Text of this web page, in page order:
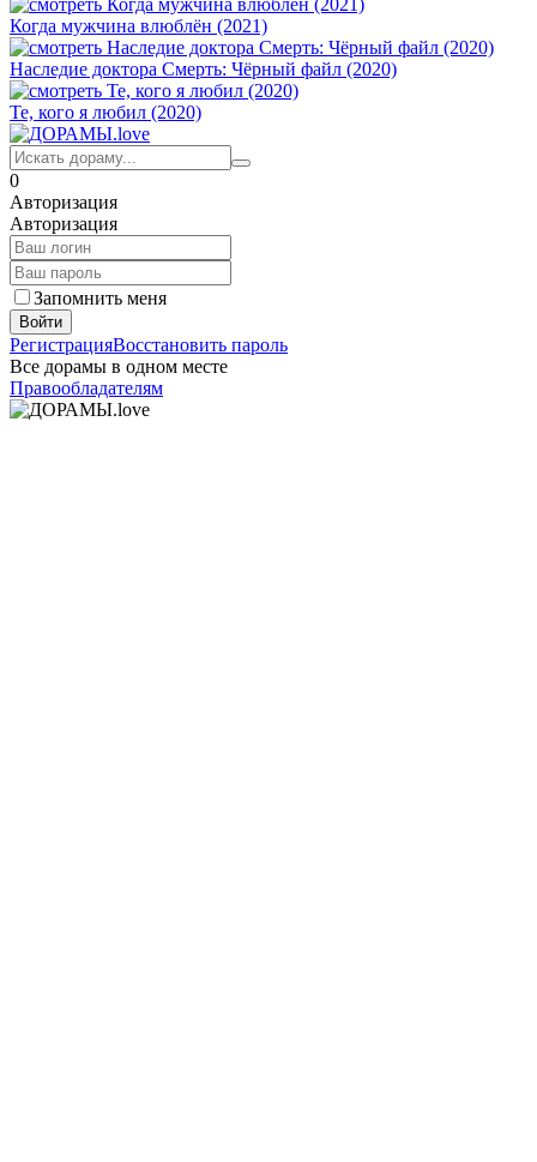
Когда мужчина влюблён (2021)
Наследие доктора Смерть: Чёрный файл (2020)
Те, кого я любил (2020)
0
Авторизация
Авторизация
Запомнить меня
Войти
РегистрацияВосстановить пароль
Все дорамы в одном месте
Правообладателям